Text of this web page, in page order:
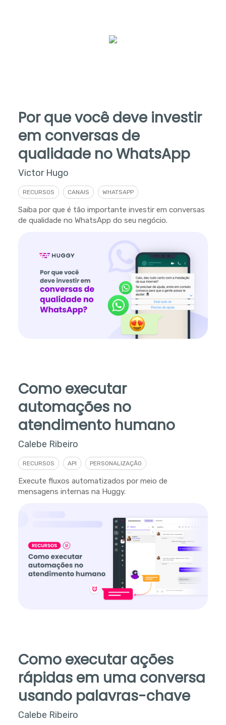
Por que você deve investir
em conversas de
qualidade no WhatsApp
Victor Hugo
RECURSOS CANAIS WHATSAPP
Saiba por que é tão importante investir em conversas
de qualidade no WhatsApp do seu negócio.
Como executar
automações no
atendimento humano
Calebe Ribeiro
RECURSOS API PERSONALIZAÇÃO
Execute fluxos automatizados por meio de
mensagens internas na Huggy.
Como executar ações
rápidas em uma conversa
usando palavras-chave
Calebe Ribeiro